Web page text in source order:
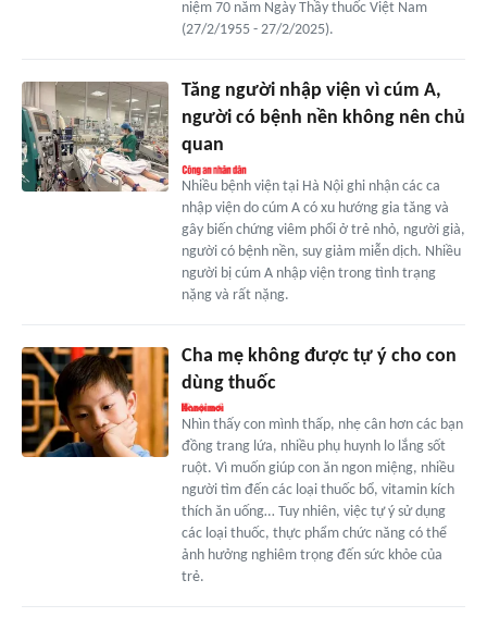
niệm 70 năm Ngày Thầy thuốc Việt Nam
(27/2/1955 - 27/2/2025).
Tăng người nhập viện vì cúm A,
người có bệnh nền không nên chủ
quan
Nhiều bệnh viện tại Hà Nội ghi nhận các ca
nhập viện do cúm A có xu hướng gia tăng và
gây biến chứng viêm phổi ở trẻ nhỏ, người già,
người có bệnh nền, suy giảm miễn dịch. Nhiều
người bị cúm A nhập viện trong tình trạng
nặng và rất nặng.
Cha mẹ không được tự ý cho con
dùng thuốc
Nhìn thấy con mình thấp, nhẹ cân hơn các bạn
đồng trang lứa, nhiều phụ huynh lo lắng sốt
ruột. Vì muốn giúp con ăn ngon miệng, nhiều
người tìm đến các loại thuốc bổ, vitamin kích
thích ăn uống… Tuy nhiên, việc tự ý sử dụng
các loại thuốc, thực phẩm chức năng có thể
ảnh hưởng nghiêm trọng đến sức khỏe của
trẻ.